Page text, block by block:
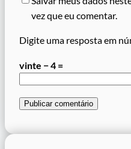
vez que eu comentar.
Digite uma resposta em
vinte − 4 =